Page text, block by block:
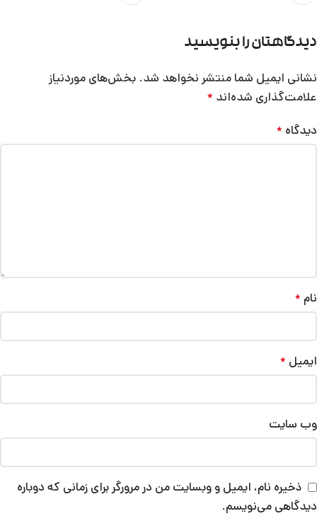
دیدگاهتان را بنویسید
نشانی ایمیل شما منتشر نخواهد شد. بخش‌های موردنیاز
علامت‌گذاری شده‌اند *
دیدگاه *
نام *
ایمیل *
وب‌ سایت
ذخیره نام، ایمیل و وبسایت من در مرورگر برای زمانی که دوباره
دیدگاهی می‌نویسم.